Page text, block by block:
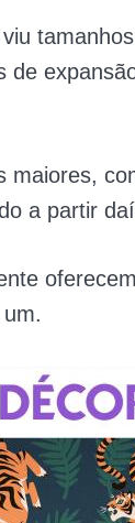
de
maiores,
a partir